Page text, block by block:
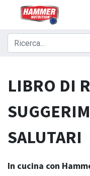
LIBRO DI
SALUTARI
In cucina con